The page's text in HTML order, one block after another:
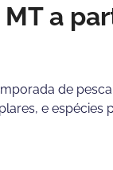
a
de
e espécies